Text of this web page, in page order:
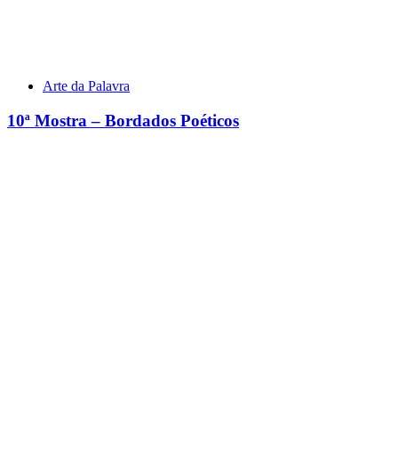
Arte da Palavra
10ª Mostra – Bordados Poéticos